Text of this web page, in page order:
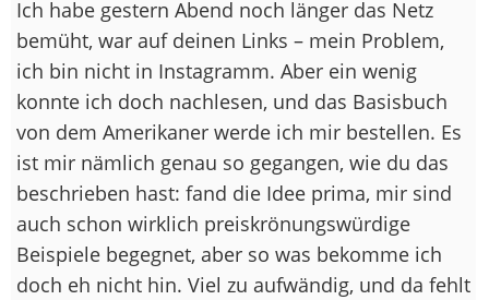
Ich habe gestern Abend noch länger das Netz
bemüht, war auf deinen Links – mein Problem,
ich bin nicht in Instagramm. Aber ein wenig
konnte ich doch nachlesen, und das Basisbuch
von dem Amerikaner werde ich mir bestellen. Es
ist mir nämlich genau so gegangen, wie du das
beschrieben hast: fand die Idee prima, mir sind
auch schon wirklich preiskrönungswürdige
Beispiele begegnet, aber so was bekomme ich
doch eh nicht hin. Viel zu aufwändig, und da fehlt